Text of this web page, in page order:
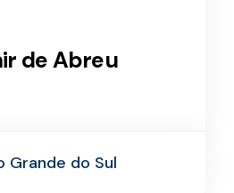
de Abreu
Grande do Sul